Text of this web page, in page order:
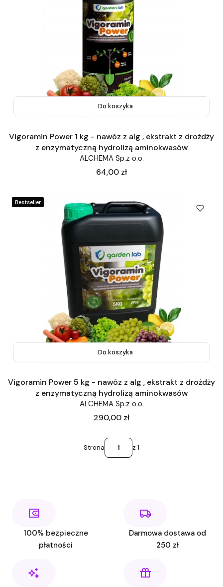
Do koszyka
Vigoramin Power 1 kg - nawóz z alg , ekstrakt z drożdży
z enzymatyczną hydrolizą aminokwasów
ALCHEMA Sp.z o.o.
Cena
64,00 zł
Bestseller
Do koszyka
Vigoramin Power 5 kg - nawóz z alg , ekstrakt z drożdży
z enzymatyczną hydrolizą aminokwasów
ALCHEMA Sp.z o.o.
Cena
290,00 zł
Strona z 1
100% bezpieczne
płatności
Darmowa dostawa od
250 zł